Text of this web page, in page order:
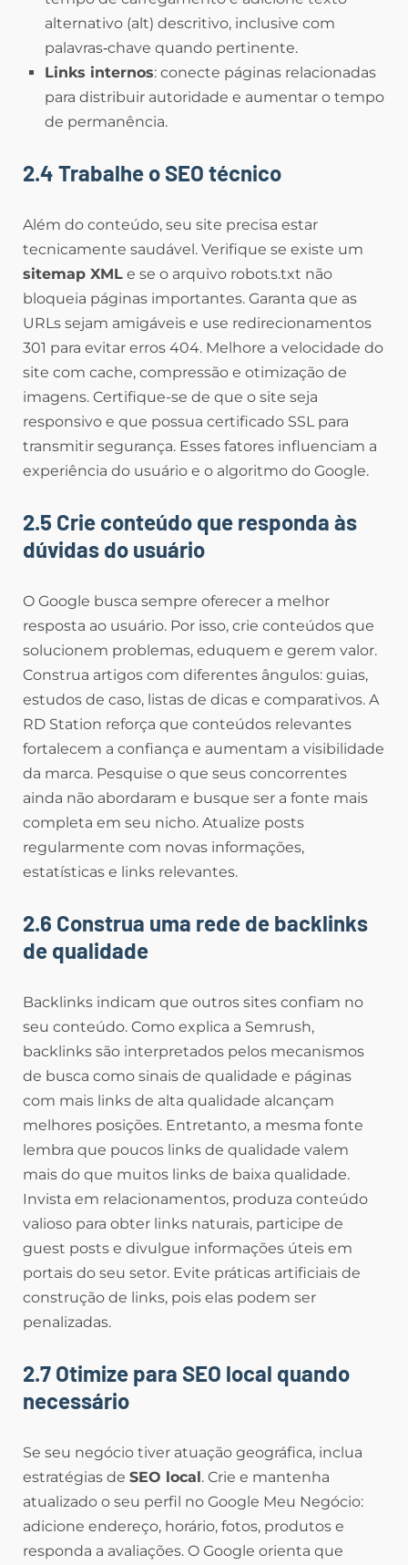
alternativo (alt) descritivo, inclusive com
palavras‑chave quando pertinente.
Links internos: conecte páginas relacionadas
para distribuir autoridade e aumentar o tempo
de permanência.
2.4 Trabalhe o SEO técnico
Além do conteúdo, seu site precisa estar
tecnicamente saudável. Verifique se existe um
sitemap XML e se o arquivo robots.txt não
bloqueia páginas importantes. Garanta que as
URLs sejam amigáveis e use redirecionamentos
301 para evitar erros 404. Melhore a velocidade do
site com cache, compressão e otimização de
imagens. Certifique-se de que o site seja
responsivo e que possua certificado SSL para
transmitir segurança. Esses fatores influenciam a
experiência do usuário e o algoritmo do Google.
2.5 Crie conteúdo que responda às
dúvidas do usuário
O Google busca sempre oferecer a melhor
resposta ao usuário. Por isso, crie conteúdos que
solucionem problemas, eduquem e gerem valor.
Construa artigos com diferentes ângulos: guias,
estudos de caso, listas de dicas e comparativos. A
RD Station reforça que conteúdos relevantes
fortalecem a confiança e aumentam a visibilidade
da marca. Pesquise o que seus concorrentes
ainda não abordaram e busque ser a fonte mais
completa em seu nicho. Atualize posts
regularmente com novas informações,
estatísticas e links relevantes.
2.6 Construa uma rede de backlinks
de qualidade
Backlinks indicam que outros sites confiam no
seu conteúdo. Como explica a Semrush,
backlinks são interpretados pelos mecanismos
de busca como sinais de qualidade e páginas
com mais links de alta qualidade alcançam
melhores posições. Entretanto, a mesma fonte
lembra que poucos links de qualidade valem
mais do que muitos links de baixa qualidade.
Invista em relacionamentos, produza conteúdo
valioso para obter links naturais, participe de
guest posts e divulgue informações úteis em
portais do seu setor. Evite práticas artificiais de
construção de links, pois elas podem ser
penalizadas.
2.7 Otimize para SEO local quando
necessário
Se seu negócio tiver atuação geográfica, inclua
estratégias de SEO local. Crie e mantenha
atualizado o seu perfil no Google Meu Negócio:
adicione endereço, horário, fotos, produtos e
responda a avaliações. O Google orienta que